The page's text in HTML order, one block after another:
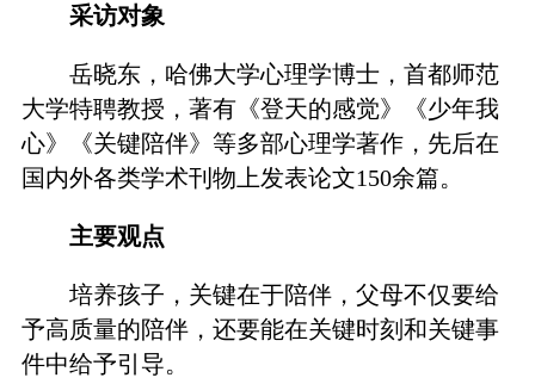
采访对象
岳晓东，哈佛大学心理学博士，首都师范
大学特聘教授，著有《登天的感觉》《少年我
心》《关键陪伴》等多部心理学著作，先后在
国内外各类学术刊物上发表论文150余篇。
主要观点
培养孩子，关键在于陪伴，父母不仅要给
予高质量的陪伴，还要能在关键时刻和关键事
件中给予引导。